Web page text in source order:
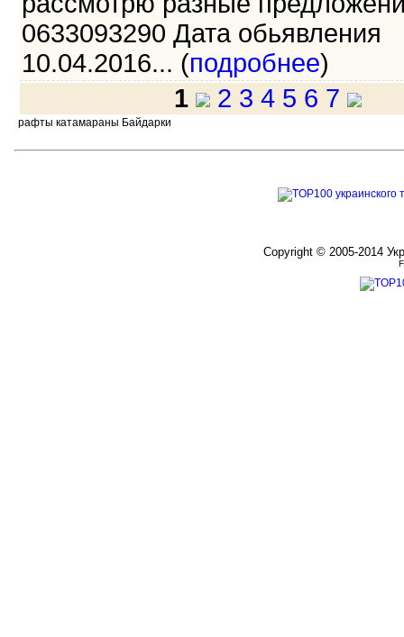
0633093290 Дата обьявления
10.04.2016... (подробнее)
1
2 3 4 5 6 7
рафты катамараны Байдарки
Copyright © 2005-2014